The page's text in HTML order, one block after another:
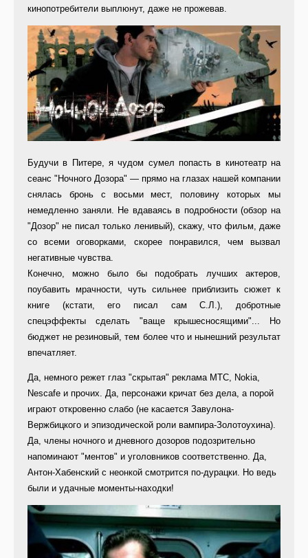
кинопотребители выплюнут, даже не прожевав.
Будучи в Питере, я чудом сумел попасть в кинотеатр на
сеанс "Ночного Дозора" — прямо на глазах нашей компании
снялась бронь с восьми мест, половину которых мы
немедленно заняли. Не вдаваясь в подробности (обзор на
"Дозор" не писал только ленивый), скажу, что фильм, даже
со всеми оговорками, скорее понравился, чем вызвал
негативные чувства.
Конечно, можно было бы подобрать лучших актеров,
поубавить мрачности, чуть сильнее приблизить сюжет к
книге (кстати, его писал сам С.Л.), добротные
спецэффекты сделать "ваще крышесносящими"... Но
бюджет не резиновый, тем более что и нынешний результат
впечатляет.
Да, немного режет глаз "скрытая" реклама МТС, Nokia,
Nescafe и прочих. Да, персонажи кричат без дела, а порой
играют откровенно слабо (не касается Завулона-
Вержбицкого и эпизодической роли вампира-Золотоухина).
Да, члены ночного и дневного дозоров подозрительно
напоминают "ментов" и уголовников соответственно. Да,
Антон-Хабенский с неонкой смотрится по-дурацки. Но ведь
были и удачные моменты-находки!